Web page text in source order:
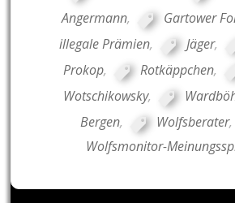
Angermann, Gartower
illegale Prämien, Jäger,
Prokop, Rotkäppchen,
Wotschikowsky,
Bergen, Wolfsberater,
Wolfsmonitor-